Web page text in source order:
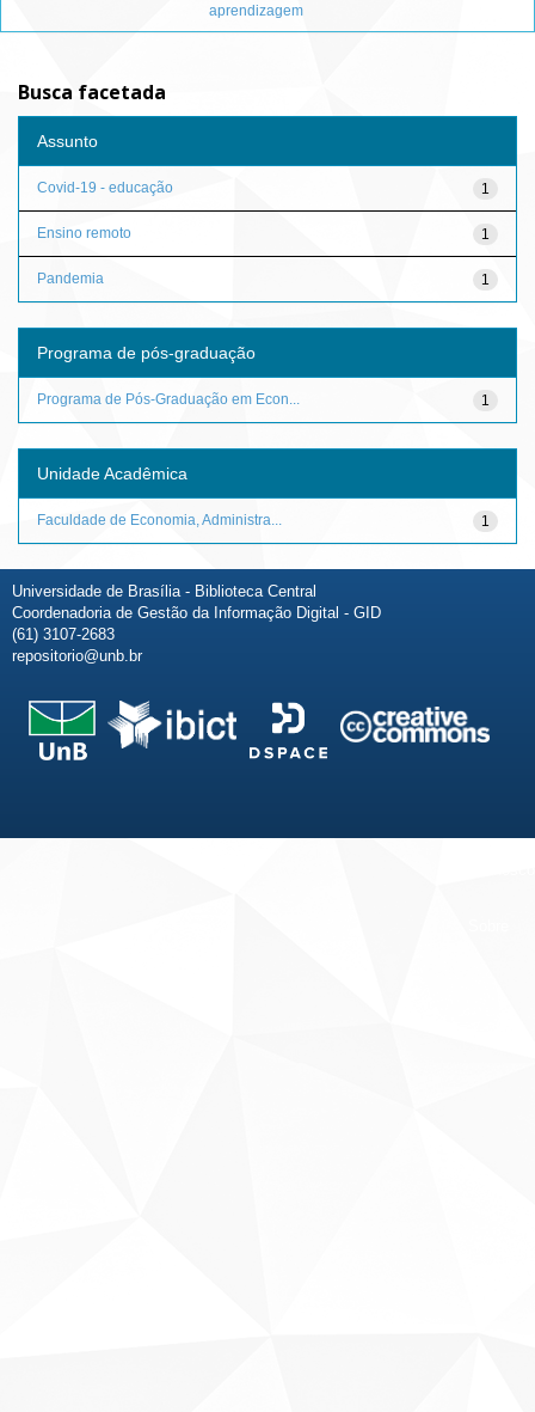
aprendizagem
Busca facetada
Assunto
1
Covid-19 - educação
1
Ensino remoto
1
Pandemia
Programa de pós-graduação
1
Programa de Pós-Graduação em Econ...
Unidade Acadêmica
1
Faculdade de Economia, Administra...
Universidade de Brasília - Biblioteca Central
Coordenadoria de Gestão da Informação Digital - GID
(61) 3107-2683
repositorio@unb.br